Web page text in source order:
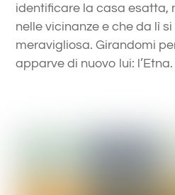
identificare la casa esatta,
nelle vicinanze e che da lì
meravigliosa. Girandomi
apparve di nuovo lui: